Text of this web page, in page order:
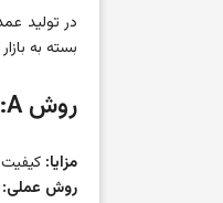
در تولید
بسته به
روش A: فریز کردن (مناسب‌ترین برای “مدت طولانی”)
مزایا:
روش عملی: